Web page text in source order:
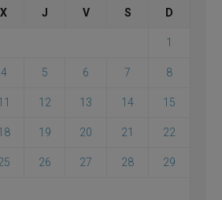
X J V S D
1
4 5 6 7 8
12 13 14 15
19 20 21 22
26 27 28 29